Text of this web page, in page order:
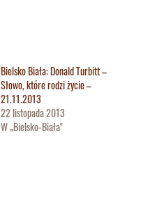
Bielsko Biała: Donald Turbitt –
Słowo, które rodzi życie –
21.11.2013
22 listopada 2013
W „Bielsko-Biała"